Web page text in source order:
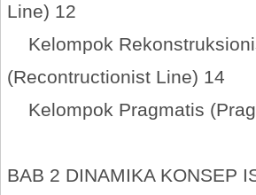
Line) 12
Kelompok
(Recontructionist Line) 14
Kelompok Pragmatis
BAB 2 DINAMIKA KONSEP